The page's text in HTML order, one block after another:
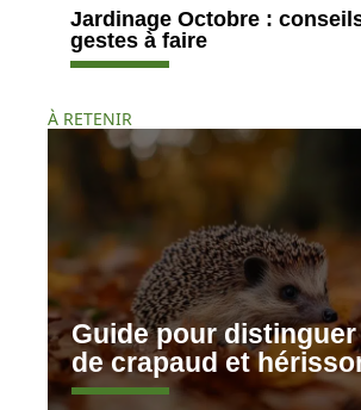
Jardinage Octobre :
gestes à faire
À RETENIR
Guide pour
de crapaud et